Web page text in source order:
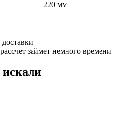
220 мм
займет немного времени
искали